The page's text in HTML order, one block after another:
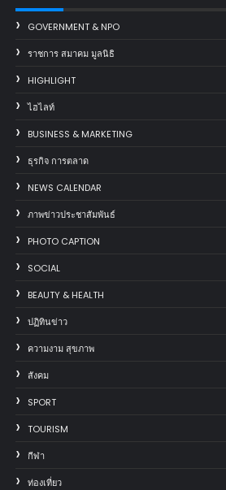
GOVERNMENT & NPO
ราชการ สมาคม มูลนิธิ
HIGHLIGHT
ไฮไลท์
BUSINESS & MARKETING
ธุรกิจ การตลาด
NEWS CALENDAR
ภาพข่าวประชาสัมพันธ์
PHOTO CAPTION
SOCIAL
BEAUTY & HEALTH
ปฏิทินข่าว
ความงาม สุขภาพ
สังคม
SPORT
TOURISM
กีฬา
ท่องเที่ยว